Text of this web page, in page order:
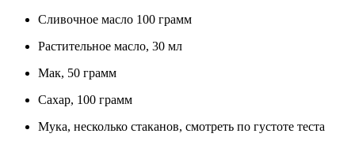
Сливочное масло 100 грамм
Растительное масло, 30 мл
Мак, 50 грамм
Сахар, 100 грамм
Мука, несколько стаканов, смотреть по густоте теста